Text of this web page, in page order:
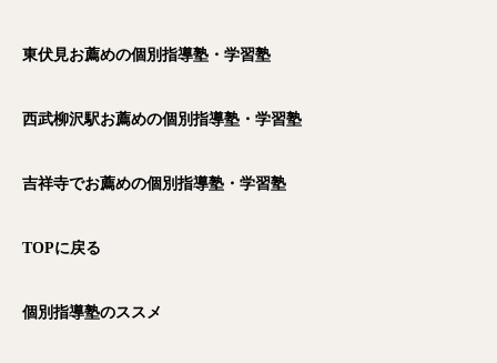
東伏見お薦めの個別指導塾・学習塾
西武柳沢駅お薦めの個別指導塾・学習塾
吉祥寺でお薦めの個別指導塾・学習塾
TOPに戻る
個別指導塾のススメ